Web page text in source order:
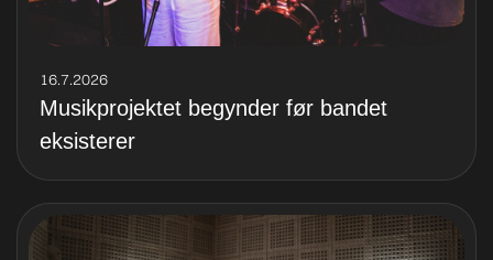
16.7.2026
Musikprojektet begynder før bandet
eksisterer